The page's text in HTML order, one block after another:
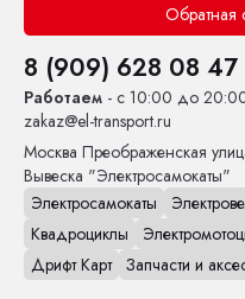
Обратная
8 (909) 628 08 47
Работаем - с 10:00 до
zakaz@el-transport.ru
Москва Преображенская
Вывеска "Электросамокаты"
Электросамокаты
Квадроциклы
Дрифт Карт Запчасти и